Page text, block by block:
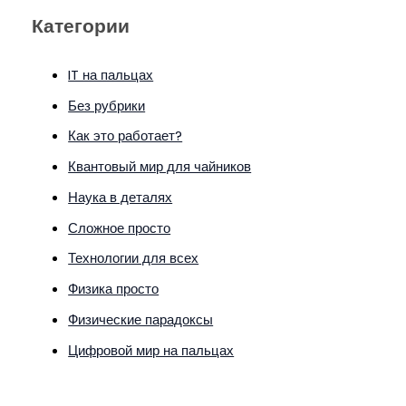
Категории
IT на пальцах
Без рубрики
Как это работает?
Квантовый мир для чайников
Наука в деталях
Сложное просто
Технологии для всех
Физика просто
Физические парадоксы
Цифровой мир на пальцах